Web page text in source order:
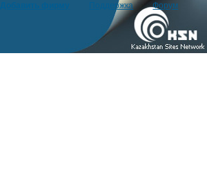
Добавить фирму Поддержка Форум